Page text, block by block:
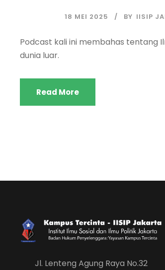
18 MEI 2025 BY IISIP
Podcast kali ini membahas tentang
dunia luar.
Read More
Jl. Lenteng Agung Raya No.32